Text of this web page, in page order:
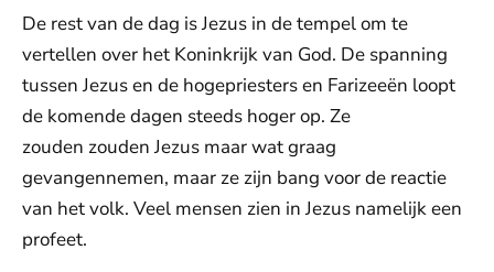
De rest van de dag is Jezus in de tempel om te
vertellen over het Koninkrijk van God. De spanning
tussen Jezus en de hogepriesters en Farizeeën loopt
de komende dagen steeds hoger op. Ze
zouden zouden Jezus maar wat graag
gevangennemen, maar ze zijn bang voor de reactie
van het volk. Veel mensen zien in Jezus namelijk een
profeet.